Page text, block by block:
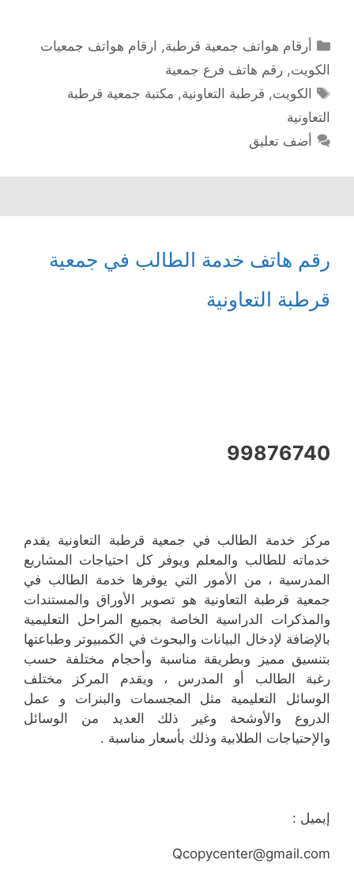
التصنيفات
أرقام هواتف جمعية قرطبة, ارقام هواتف جمعيات
الكويت, رقم هاتف فرع جمعية
الوسوم
الكويت, قرطبة التعاونية, مكتبة جمعية قرطبة
التعاونية
أضف تعليق
رقم هاتف خدمة الطالب في جمعية
قرطبة التعاونية
99876740
مركز خدمة الطالب في جمعية قرطبة التعاونية يقدم
خدماته للطالب والمعلم ويوفر كل احتياجات المشاريع
المدرسية ، من الأمور التي يوفرها خدمة الطالب في
جمعية قرطبة التعاونية هو تصوير الأوراق والمستندات
والمذكرات الدراسية الخاصة بجميع المراحل التعليمية
بالإضافة لإدخال البيانات والبحوث في الكمبيوتر وطباعتها
بتنسيق مميز وبطريقة مناسبة وأحجام مختلفة حسب
رغبة الطالب أو المدرس ، ويقدم المركز مختلف
الوسائل التعليمية مثل المجسمات والبنرات و عمل
الدروع والأوشحة وغير ذلك العديد من الوسائل
والإحتياجات الطلابية وذلك بأسعار مناسبة .
إيميل :
Qcopycenter@gmail.com